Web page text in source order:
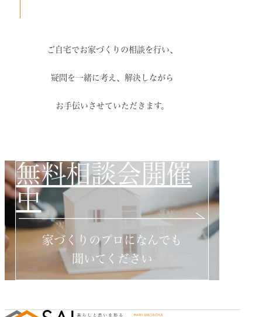
ご自宅でお家づくりの相談を行い、
疑問を一緒に考え、解決しながら
お手伝いさせていただきます。
無料相談会開催
中
家づくりのプロになんでも
聞いてください